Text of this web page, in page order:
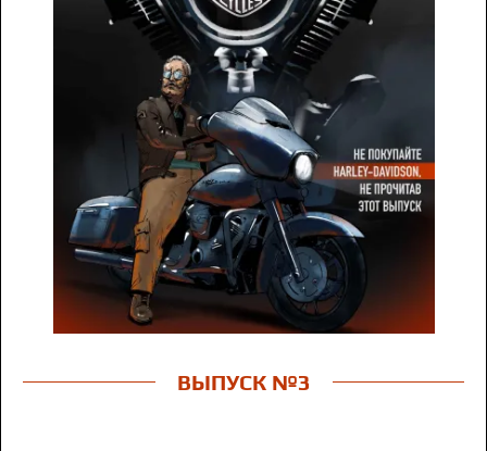
ВЫПУСК №3